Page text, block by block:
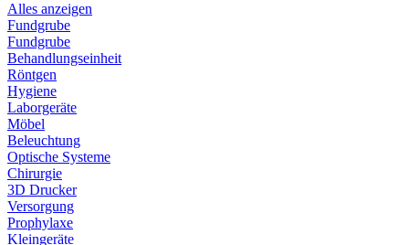
Alles anzeigen
Fundgrube
Fundgrube
Behandlungseinheit
Röntgen
Hygiene
Laborgeräte
Möbel
Beleuchtung
Optische Systeme
Chirurgie
3D Drucker
Versorgung
Prophylaxe
Kleingeräte